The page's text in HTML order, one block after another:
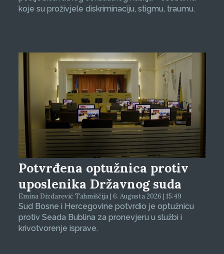
koje su proživjele diskriminaciju, stigmu, traumu.
Potvrđena optužnica protiv
uposlenika Državnog suda
Emina Dizdarević Tahmiščija | 6. Augusta 2026 | 15:49
Sud Bosne i Hercegovine potvrdio je optužnicu
protiv Seada Bublina za pronevjeru u službi i
krivotvorenje isprave.